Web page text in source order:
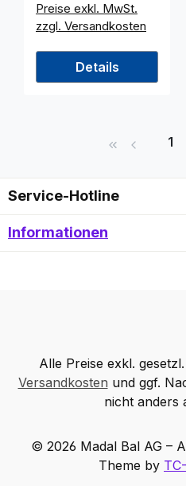
Preise exkl. MwSt.
zzgl. Versandkosten
Details
1
Service-Hotline
Informationen
Alle Preise exkl.
Versandkosten und ggf.
nicht anders
© 2026 Madal Bal AG –
Theme by